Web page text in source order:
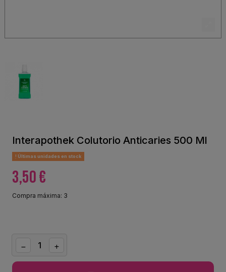
Interapothek Colutorio Anticaries 500 Ml
Últimas unidades en stock
3,50 €
Compra máxima: 3